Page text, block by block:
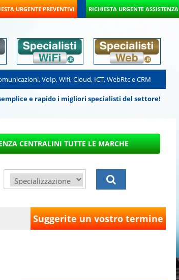
URGENTE PREVENTIVI RICHIESTA URGENTE ASSISTENZA
VoIp, Wifi, Cloud, ICT, WebRtc e CRM
e rapido i migliori specialisti del settore!
Suggerite un vostro termine